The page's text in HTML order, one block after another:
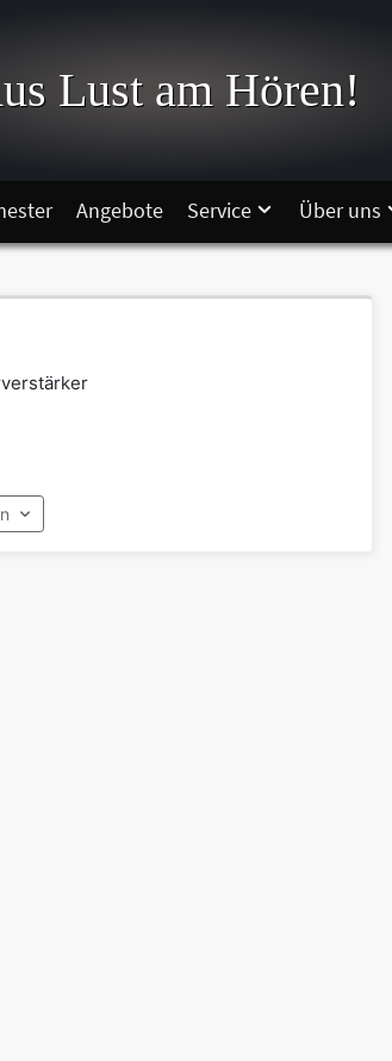
Lust am Hören!
Angebote Service Über uns